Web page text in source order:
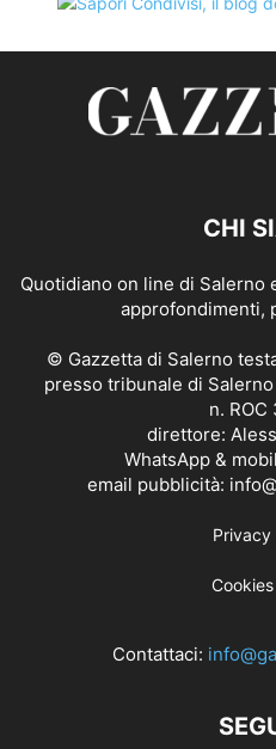
CHI
Quotidiano on line di Salerno
approfondimenti,
© Gazzetta di Salerno
presso tribunale di
n. ROC
direttore:
WhatsApp &
email pubblicità:
Contattaci: